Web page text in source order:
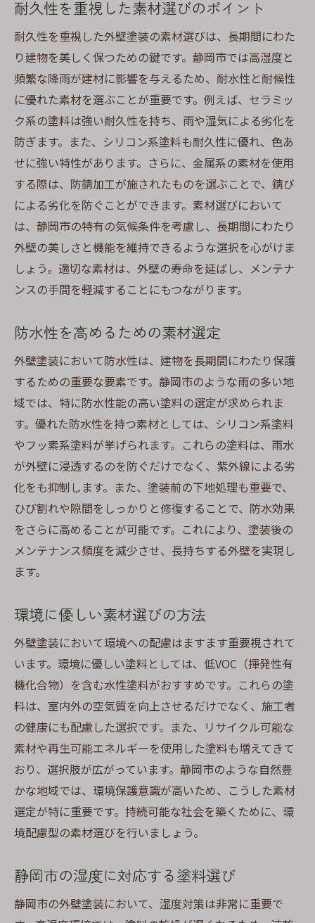
耐久性を重視した素材選びのポイント
耐久性を重視した外壁塗装の素材選びは、長期間にわた
り建物を美しく保つための鍵です。静岡市では高湿度と
頻繁な降雨が建材に影響を与えるため、耐水性と耐候性
に優れた素材を選ぶことが重要です。例えば、セラミッ
ク系の塗料は強い耐久性を持ち、雨や湿気による劣化を
防ぎます。また、シリコン系塗料も耐久性に優れ、色あ
せに強い特性があります。さらに、金属系の素材を使用
する際は、防錆加工が施されたものを選ぶことで、錆び
による劣化を防ぐことができます。素材選びにおいて
は、静岡市の特有の気候条件を考慮し、長期間にわたり
外壁の美しさと機能を維持できるような選択を心がけま
しょう。適切な素材は、外壁の寿命を延ばし、メンテナ
ンスの手間を軽減することにもつながります。
防水性を高めるための素材選定
外壁塗装において防水性は、建物を長期間にわたり保護
するための重要な要素です。静岡市のような雨の多い地
域では、特に防水性能の高い塗料の選定が求められま
す。優れた防水性を持つ素材としては、シリコン系塗料
やフッ素系塗料が挙げられます。これらの塗料は、雨水
が外壁に浸透するのを防ぐだけでなく、紫外線による劣
化をも抑制します。また、塗装前の下地処理も重要で、
ひび割れや隙間をしっかりと修復することで、防水効果
をさらに高めることが可能です。これにより、塗装後の
メンテナンス頻度を減少させ、長持ちする外壁を実現し
ます。
環境に優しい素材選びの方法
外壁塗装において環境への配慮はますます重要視されて
います。環境に優しい塗料としては、低VOC（揮発性有
機化合物）を含む水性塗料がおすすめです。これらの塗
料は、室内外の空気質を向上させるだけでなく、施工者
の健康にも配慮した選択です。また、リサイクル可能な
素材や再生可能エネルギーを使用した塗料も増えてきて
おり、選択肢が広がっています。静岡市のような自然豊
かな地域では、環境保護意識が高いため、こうした素材
選定が特に重要です。持続可能な社会を築くために、環
境配慮型の素材選びを行いましょう。
静岡市の湿度に対応する塗料選び
静岡市の外壁塗装において、湿度対策は非常に重要で